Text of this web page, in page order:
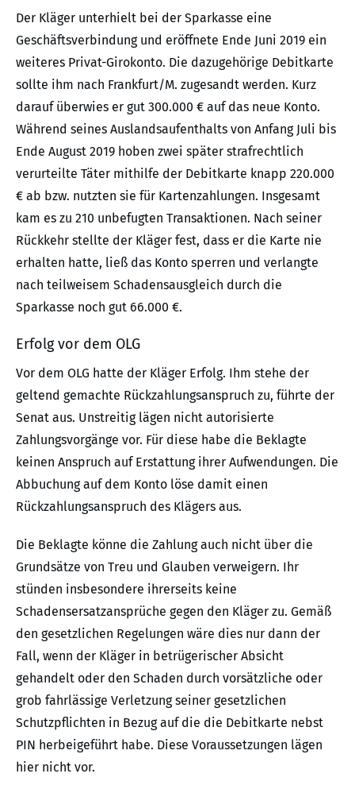
Der Kläger unterhielt bei der Sparkasse eine
Geschäftsverbindung und eröffnete Ende Juni 2019 ein
weiteres Privat-Girokonto. Die dazugehörige Debitkarte
sollte ihm nach Frankfurt/M. zugesandt werden. Kurz
darauf überwies er gut 300.000 € auf das neue Konto.
Während seines Auslandsaufenthalts von Anfang Juli bis
Ende August 2019 hoben zwei später strafrechtlich
verurteilte Täter mithilfe der Debitkarte knapp 220.000
€ ab bzw. nutzten sie für Kartenzahlungen. Insgesamt
kam es zu 210 unbefugten Transaktionen. Nach seiner
Rückkehr stellte der Kläger fest, dass er die Karte nie
erhalten hatte, ließ das Konto sperren und verlangte
nach teilweisem Schadensausgleich durch die
Sparkasse noch gut 66.000 €.
Erfolg vor dem OLG
Vor dem OLG hatte der Kläger Erfolg. Ihm stehe der
geltend gemachte Rückzahlungsanspruch zu, führte der
Senat aus. Unstreitig lägen nicht autorisierte
Zahlungsvorgänge vor. Für diese habe die Beklagte
keinen Anspruch auf Erstattung ihrer Aufwendungen. Die
Abbuchung auf dem Konto löse damit einen
Rückzahlungsanspruch des Klägers aus.
Die Beklagte könne die Zahlung auch nicht über die
Grundsätze von Treu und Glauben verweigern. Ihr
stünden insbesondere ihrerseits keine
Schadensersatzansprüche gegen den Kläger zu. Gemäß
den gesetzlichen Regelungen wäre dies nur dann der
Fall, wenn der Kläger in betrügerischer Absicht
gehandelt oder den Schaden durch vorsätzliche oder
grob fahrlässige Verletzung seiner gesetzlichen
Schutzpflichten in Bezug auf die die Debitkarte nebst
PIN herbeigeführt habe. Diese Voraussetzungen lägen
hier nicht vor.